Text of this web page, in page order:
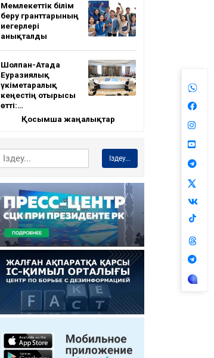
Мемлекеттік білім
беру гранттарының
иегерлері
анықталды
Шолпан-Атада
Еуразиялық
үкіметаралық
кеңестің отырысы
өтті:…
Қосымша жаңалықтар
Іздеу...